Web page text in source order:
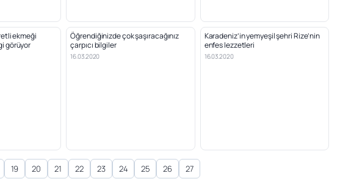
ekmeği
görüyor
Öğrendiğinizde çok şaşıracağınız
çarpıcı bilgiler
16.03.2020
Karadeniz’in yemyeşil şehri Rize’nin
enfes lezzetleri
16.03.2020
19 20 21 22 23 24 25 26 27